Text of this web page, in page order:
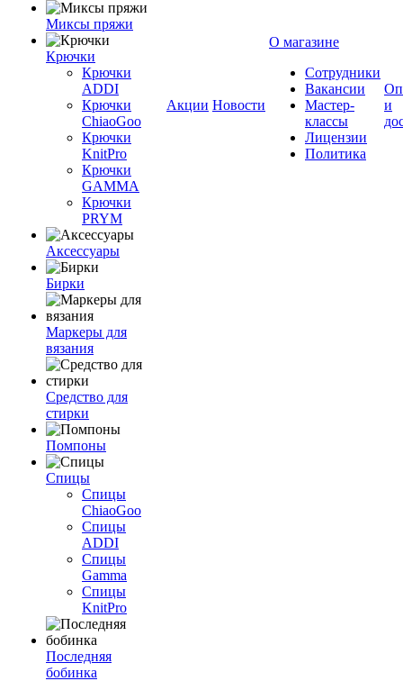
Миксы пряжи
Крючки
Крючки
ADDI
Крючки
ChiaoGoo
Крючки
KnitPro
Крючки
GAMMA
Крючки
PRYM
Аксессуары
Бирки
Маркеры для
вязания
Средство для
стирки
Помпоны
Спицы
Спицы
ChiaoGoo
Спицы
ADDI
Спицы
Gamma
Спицы
KnitPro
Последняя
бобинка
Акции Новости
О магазине
Сотрудники
Вакансии
Мастер-
классы
Лицензии
Политика
и